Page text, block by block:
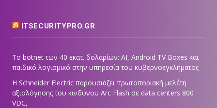
ITSECURITYPRO.GR
Το botnet των 40 εκατ. δολαρίων: AI, Android TV Boxes και
παιδικό λογισμικό στην υπηρεσία του κυβερνοεγκλήματος
Η Schneider Electric παρουσιάζει πρωτοποριακή μελέτη
αξιολόγησης του κινδύνου Arc Flash σε data centers 800
VDC,